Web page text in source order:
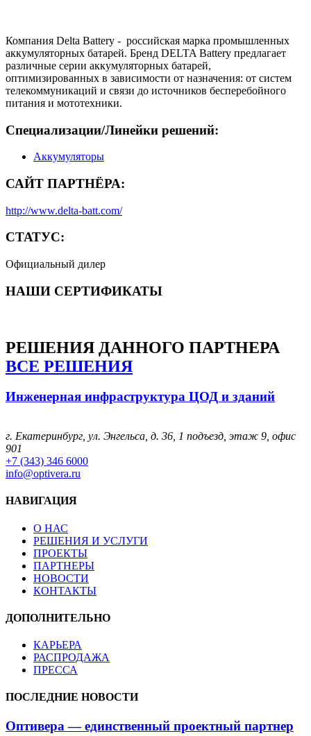
Компания Delta Battery - российская марка промышленных
аккумуляторных батарей. Бренд DELTA Battery предлагает
различные серии аккумуляторных батарей,
оптимизированных в зависимости от назначения: от систем
телекоммуникаций и связи до источников бесперебойного
питания и мототехники.
Специализации/Линейки решений:
Аккумуляторы
САЙТ ПАРТНЁРА:
http://www.delta-batt.com/
СТАТУС:
Официальный дилер
НАШИ СЕРТИФИКАТЫ
РЕШЕНИЯ ДАННОГО ПАРТНЕРА
ВСЕ РЕШЕНИЯ
Инженерная инфраструктура ЦОД и зданий
г. Екатеринбург, ул. Энгельса, д. 36, 1 подъезд, этаж 9, офис
901
+7 (343) 346 6000
info@optivera.ru
НАВИГАЦИЯ
О НАС
РЕШЕНИЯ И УСЛУГИ
ПРОЕКТЫ
ПАРТНЕРЫ
НОВОСТИ
КОНТАКТЫ
ДОПОЛНИТЕЛЬНО
КАРЬЕРА
РАСПРОДАЖА
ПРЕССА
ПОСЛЕДНИЕ НОВОСТИ
Оптивера — единственный проектный партнер